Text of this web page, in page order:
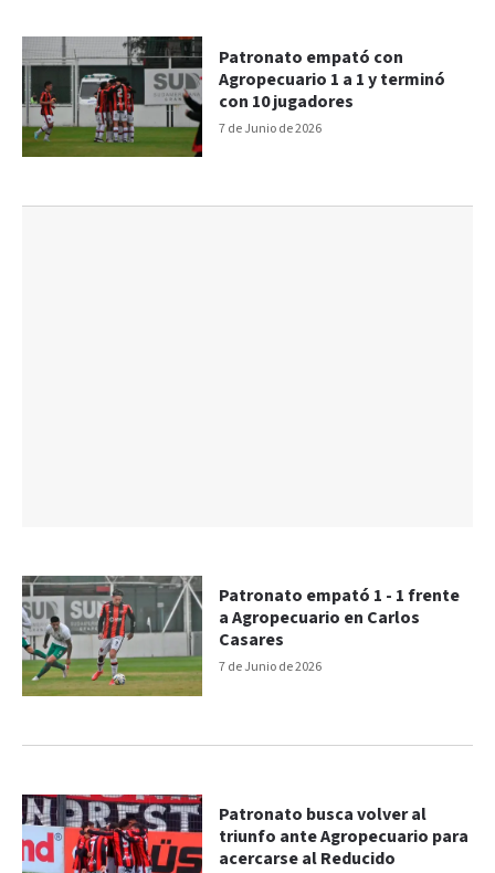
7 de Junio de 2026
Patronato empató con
Agropecuario 1 a 1 y terminó
con 10 jugadores
7 de Junio de 2026
Patronato empató 1 - 1 frente
a Agropecuario en Carlos
Casares
Patronato busca volver al
triunfo ante Agropecuario para
acercarse al Reducido